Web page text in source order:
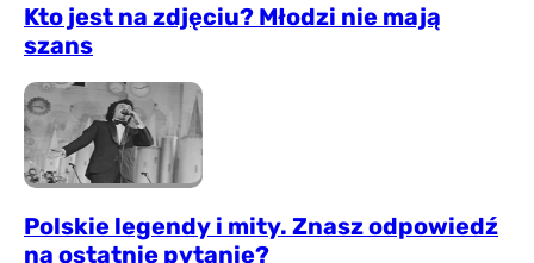
Kto jest na zdjęciu? Młodzi nie mają
szans
Polskie legendy i mity. Znasz odpowiedź
na ostatnie pytanie?